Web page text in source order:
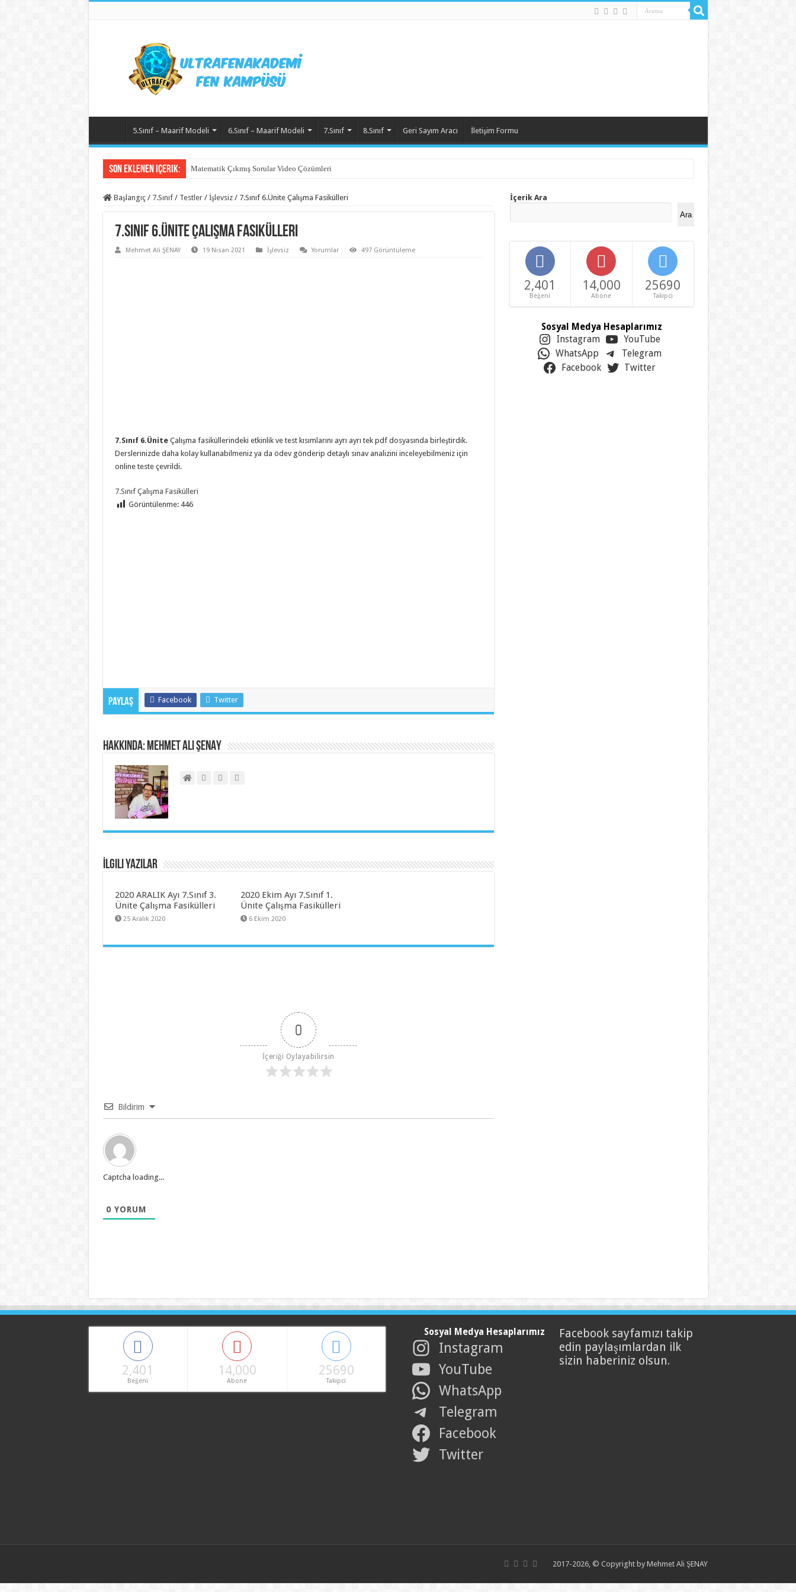
5.Sınıf – Maarif Modeli 6.Sınıf – Maarif Modeli 7.Sınıf 8.Sınıf Geri Sayım Aracı İletişim Formu
Son Eklenen içerik: Matematik Çıkmış Sorular Video Çözümleri
Başlangıç / 7.Sınıf / Testler / İşlevsiz / 7.Sınıf 6.Ünite Çalışma Fasikülleri
7.Sınıf 6.Ünite Çalışma Fasikülleri
Mehmet Ali ŞENAY 19 Nisan 2021 İşlevsiz Yorumlar 497 Görüntüleme
7.Sınıf 6.Ünite Çalışma fasiküllerindeki etkinlik ve test kısımlarını ayrı ayrı tek pdf dosyasında birleştirdik.
Derslerinizde daha kolay kullanabilmeniz ya da ödev gönderip detaylı sınav analizini inceleyebilmeniz için
online teste çevrildi.
7.Sınıf Çalışma Fasikülleri
Görüntülenme: 446
Paylaş Facebook Twitter
Hakkında: Mehmet Ali ŞENAY
İlgili Yazılar
2020 ARALIK Ayı 7.Sınıf 3.
Ünite Çalışma Fasikülleri
25 Aralık 2020
2020 Ekim Ayı 7.Sınıf 1.
Ünite Çalışma Fasikülleri
6 Ekim 2020
0
İçeriği Oylayabilirsin
Bildirim
Captcha loading...
0 YORUM
İçerik Ara
Ara
2,401
Beğeni
14,000
Abone
25690
Takipci
Sosyal Medya Hesaplarımız
Instagram
YouTube
WhatsApp
Telegram
Facebook
Twitter
2,401
Beğeni
14,000
Abone
25690
Takipci
Sosyal Medya Hesaplarımız
Instagram
YouTube
WhatsApp
Telegram
Facebook
Twitter
Facebook sayfamızı takip
edin paylaşımlardan ilk
sizin haberiniz olsun.
2017-2026, © Copyright by Mehmet Ali ŞENAY